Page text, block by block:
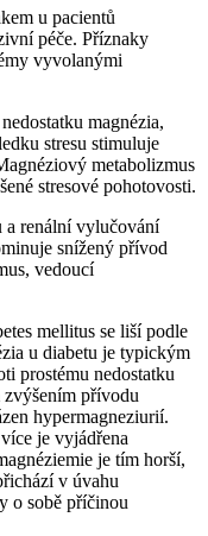
u pacientů
péče. Příznaky
vyvolanými
magnézia,
stresu stimuluje
metabolizmus
stresové pohotovosti.
a renální vylučování
snížený přívod
vedoucí
mellitus se liší podle
u diabetu je typickým
prostému nedostatku
zvýšením přívodu
hypermagneziurií.
je vyjádřena
je tím horší,
v úvahu
o sobě příčinou